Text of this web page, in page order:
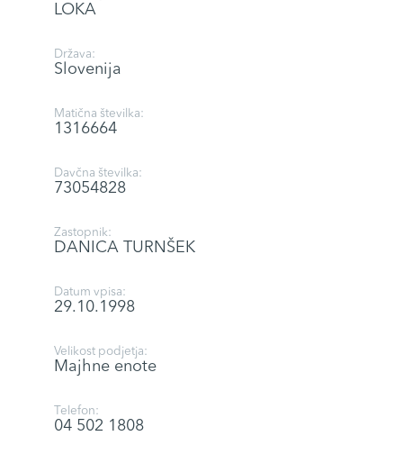
LOKA
Država:
Slovenija
Matična številka:
1316664
Davčna številka:
73054828
Zastopnik:
DANICA TURNŠEK
Datum vpisa:
29.10.1998
Velikost podjetja:
Majhne enote
Telefon:
04 502 1808